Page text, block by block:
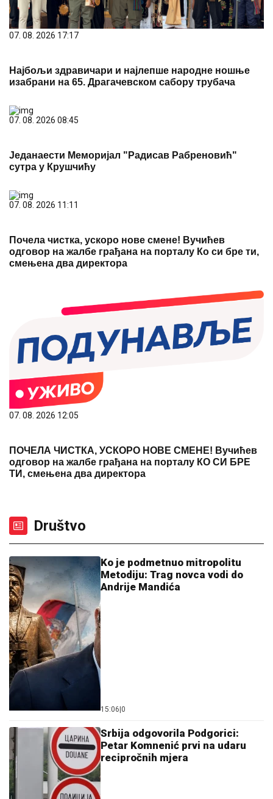
07. 08. 2026 17:17
Најбољи здравичари и најлепше народне ношње
изабрани на 65. Драгачевском сабору трубача
07. 08. 2026 08:45
Једанаести Меморијал "Радисав Рабреновић"
сутра у Крушчићу
07. 08. 2026 11:11
Почела чистка, ускоро нове смене! Вучићев
одговор на жалбе грађана на порталу Ко си бре ти,
смењена два директора
07. 08. 2026 12:05
ПОЧЕЛА ЧИСТКА, УСКОРО НОВЕ СМЕНЕ! Вучићев
одговор на жалбе грађана на порталу КО СИ БРЕ
ТИ, смењена два директора
Društvo
Ko je podmetnuo mitropolitu
Metodiju: Trag novca vodi do
Andrije Mandića
15:06 0
Srbija odgovorila Podgorici:
Petar Komnenić prvi na udaru
recipročnih mjera